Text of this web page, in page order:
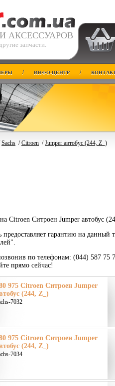
АКСЕССУАРОВ
запчасти.
/ ИНФО-ЦЕНТР /
Sachs /Citroen /Jumper автобус (244, Z_)
Citroen Ситроен Jumper автобус
гарантию на данный
по телефонам: (044) 587
прямо сейчас!
975 Citroen Ситроен Jumper
(244, Z_)
7032
975 Citroen Ситроен Jumper
(244, Z_)
7034